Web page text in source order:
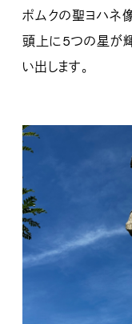
ポムクの聖ヨハネ
頭上に5つの星が
い出します。